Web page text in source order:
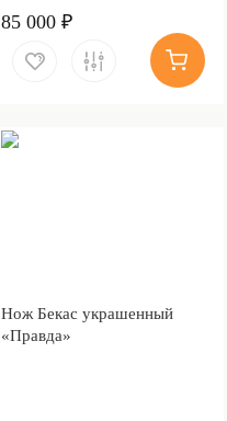
85 000 ₽
Нож Бекас украшенный
«Правда»